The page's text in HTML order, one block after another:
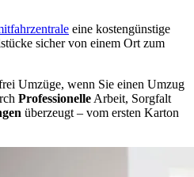
eine kostengünstige
sicher von einem Ort zum
Umzüge, wenn Sie einen Umzug
Professionelle Arbeit, Sorgfalt
überzeugt – vom ersten Karton